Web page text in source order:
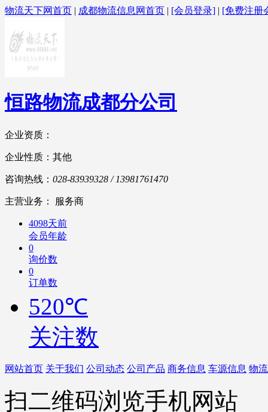
物流天下网首页 | 成都物流信息网首页 | [会员登录] | [免费注册
恒路物流成都分公司
企业资质：
企业性质：其他
咨询热线： 028-83939328 / 13981761470
主营业务： 服务商
4098天前
会员年龄
0
询价数
0
订单数
520℃
关注数
网站首页 关于我们 公司动态 公司产品 商务信息 车源信息 物
扫二维码浏览手机网站